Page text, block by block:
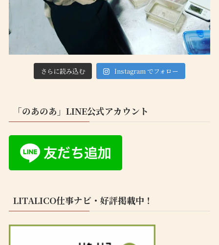
さらに読み込む Instagram でフォロー
「のあのあ」LINE公式アカウント
LITALICO仕事ナビ・好評掲載中！